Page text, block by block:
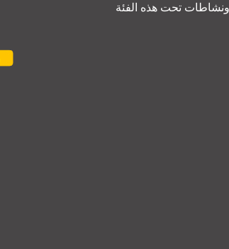
ونشاطات تحت هذه الفئة